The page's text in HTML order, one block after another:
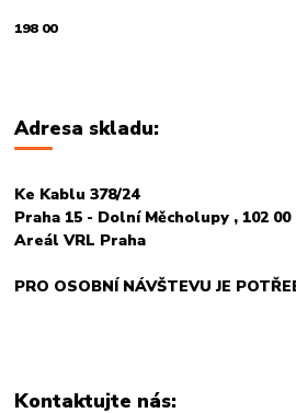
198 00
Adresa skladu:
Ke Kablu 378/24
Praha 15 - Dolní Měcholupy , 102 00
Areál VRL Praha
PRO OSOBNÍ NÁVŠTEVU JE
Kontaktujte nás: